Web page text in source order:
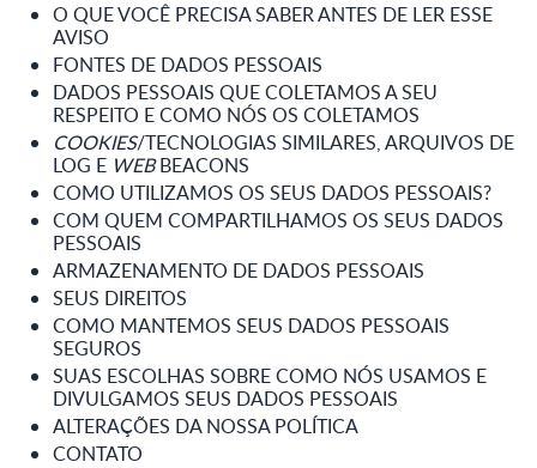
O QUE VOCÊ PRECISA SABER ANTES DE LER ESSE
AVISO
FONTES DE DADOS PESSOAIS
DADOS PESSOAIS QUE COLETAMOS A SEU
RESPEITO E COMO NÓS OS COLETAMOS
COOKIES/TECNOLOGIAS SIMILARES, ARQUIVOS DE
LOG E WEBBEACONS
COMO UTILIZAMOS OS SEUS DADOS PESSOAIS?
COM QUEM COMPARTILHAMOS OS SEUS DADOS
PESSOAIS
ARMAZENAMENTO DE DADOS PESSOAIS
SEUS DIREITOS
COMO MANTEMOS SEUS DADOS PESSOAIS
SEGUROS
SUAS ESCOLHAS SOBRE COMO NÓS USAMOS E
DIVULGAMOS SEUS DADOS PESSOAIS
ALTERAÇÕES DA NOSSA POLÍTICA
CONTATO